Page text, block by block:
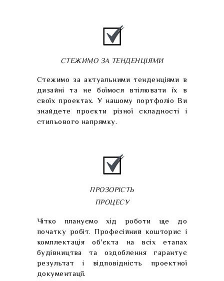
СТЕЖИМО ЗА ТЕНДЕНЦІЯМИ
Стежимо за актуальними тенденціями в
дизайні та не боїмося втілювати їх в
своїх проектах. У нашому портфоліо Ви
знайдете проєкти різної складності і
стильового напрямку.
ПРОЗОРІСТЬ
ПРОЦЕСУ
Чітко плануємо хід роботи ще до
початку робіт. Професійний кошторис і
комплектація об'єкта на всіх етапах
будівництва та оздоблення гарантує
результат і відповідність проектної
документації.